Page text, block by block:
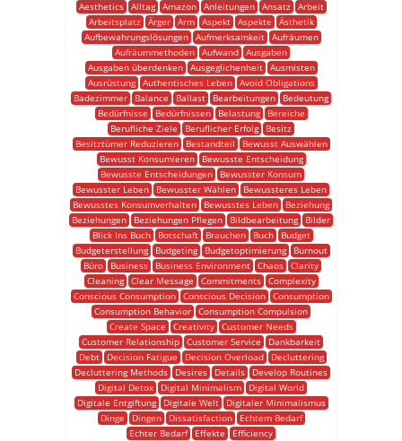
Aesthetics
Alltag Amazon Anleitungen Ansatz
Arbeit
Arbeitsplatz
Ärger Arm Aspekt Aspekte
Ästhetik
Aufbewahrungslösungen
Aufmerksamkeit
Aufräumen
Aufräummethoden Aufwand Ausgaben
Ausgaben überdenken
Ausgeglichenheit
Ausmisten
Ausrüstung
Authentisches Leben
Avoid Obligations
Badezimmer
Balance Ballast Bearbeitungen
Bedeutung
Bedürfnisse
Bedürfnissen Belastung
Bereiche
Berufliche Ziele
Beruflicher Erfolg
Besitz
Besitztümer Reduzieren
Bestandteil
Bewusst Auswählen
Bewusst Konsumieren
Bewusste Entscheidung
Bewusste Entscheidungen
Bewusster Konsum
Bewusster Leben
Bewusster Wählen
Bewussteres Leben
Bewusstes Konsumverhalten
Bewusstes Leben
Beziehung
Beziehungen
Beziehungen Pflegen Bildbearbeitung
Bilder
Blick Ins Buch
Botschaft Brauchen Buch
Budget
Budgeterstellung
Budgeting Budgetoptimierung
Burnout
Büro
Business Business Environment Chaos Clarity
Cleaning
Clear Message Commitments
Complexity
Conscious Consumption
Conscious Decision
Consumption
Consumption Behavior Consumption Compulsion
Create Space
Creativity
Customer Needs
Customer Relationship Customer Service
Dankbarkeit
Debt
Decision Fatigue Decision Overload
Decluttering
Decluttering Methods
Desires Details
Develop Routines
Digital Detox
Digital Minimalism
Digital World
Digitale Entgiftung
Digitale Welt
Digitaler Minimalismus
Dinge
Dingen Dissatisfaction
Echtem Bedarf
Echter Bedarf
Effekte
Efficiency